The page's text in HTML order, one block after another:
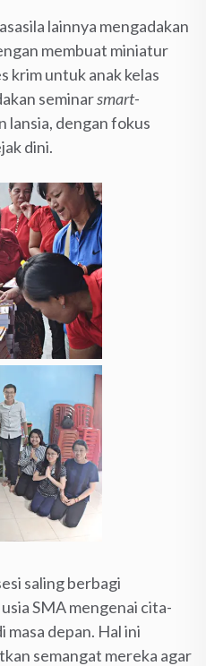
lainnya mengadakan
membuat miniatur
krim untuk anak kelas
seminarsmart-
lansia, dengan fokus
dini.
saling berbagi
SMA mengenai cita-
masa depan. Hal ini
semangat mereka agar